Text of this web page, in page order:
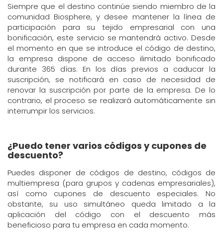
Siempre que el destino continúe siendo miembro de la
comunidad Biosphere, y desee mantener la línea de
participación para su tejido empresarial con una
bonificación, este servicio se mantendrá activo. Desde
el momento en que se introduce el código de destino,
la empresa dispone de acceso ilimitado bonificado
durante 365 días. En los días previos a caducar la
suscripción, se notificará en caso de necesidad de
renovar la suscripción por parte de la empresa. De lo
contrario, el proceso se realizará automáticamente sin
interrumpir los servicios.
¿Puedo tener varios códigos y cupones de
descuento?
Puedes disponer de códigos de destino, códigos de
multiempresa (para grupos y cadenas empresariales),
así como cupones de descuento especiales. No
obstante, su uso simultáneo queda limitado a la
aplicación del código con el descuento más
beneficioso para tu empresa en cada momento.